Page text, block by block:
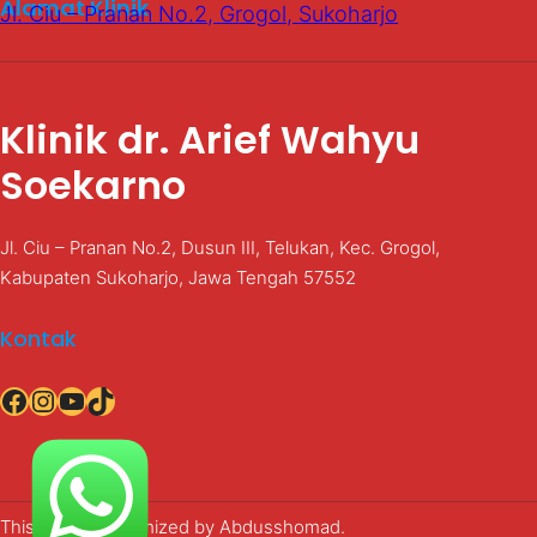
Alamat Klinik
Jl. Ciu – Pranan No.2, Grogol, Sukoharjo
Klinik dr. Arief Wahyu
Soekarno
Jl. Ciu – Pranan No.2, Dusun III, Telukan, Kec. Grogol,
Kabupaten Sukoharjo, Jawa Tengah 57552
Kontak
Facebook InstagramYouTube TikTok
This site is customized by Abdusshomad.